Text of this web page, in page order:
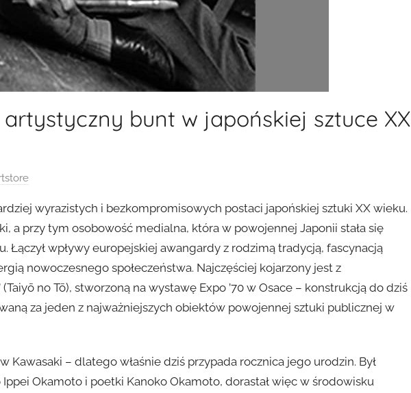
bunt w japońskiej sztuce XX
wyrazistych i bezkompromisowych postaci japońskiej sztuki XX wieku.
a przy tym osobowość medialna, która w powojennej Japonii stała się
Łączył wpływy europejskiej awangardy z rodzimą tradycją, fascynacją
nowoczesnego społeczeństwa. Najczęściej kojarzony jest z
no Tō), stworzoną na wystawę Expo ’70 w Osace – konstrukcją do dziś
za jeden z najważniejszych obiektów powojennej sztuki publicznej w
Kawasaki – dlatego właśnie dziś przypada rocznica jego urodzin. Był
Okamoto i poetki Kanoko Okamoto, dorastał więc w środowisku